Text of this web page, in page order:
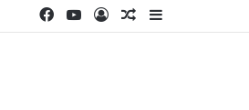
Sidebar
Random
Log
YouTube
Facebook